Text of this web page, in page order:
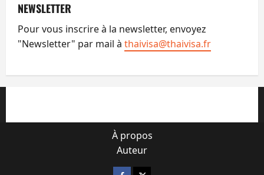
NEWSLETTER
Pour vous inscrire à la newsletter, envoyez
"Newsletter" par mail à thaivisa@thaivisa.fr
À propos
Auteur